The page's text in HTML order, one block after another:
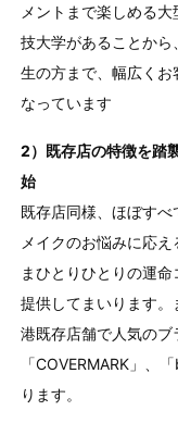
メントまで楽しめる
技大学があることか
生の方まで、幅広くお
なっています
2）既存店の特徴を踏
始
既存店同様、ほぼす
メイクのお悩みに応
まひとりひとりの運
提供してまいります
港既存店舗で人気のブ
「COVERMARK」、
ります。